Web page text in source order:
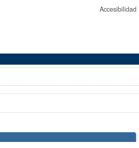
Accesibilidad